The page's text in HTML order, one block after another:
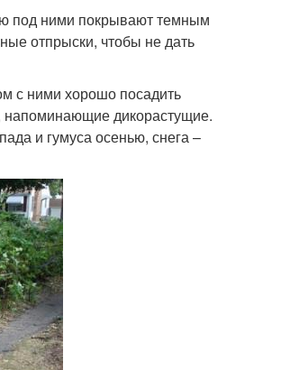
под ними покрывают темным
отпрыски, чтобы не дать
с ними хорошо посадить
напоминающие дикорастущие.
и гумуса осенью, снега –